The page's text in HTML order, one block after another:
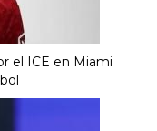
el ICE en Miami